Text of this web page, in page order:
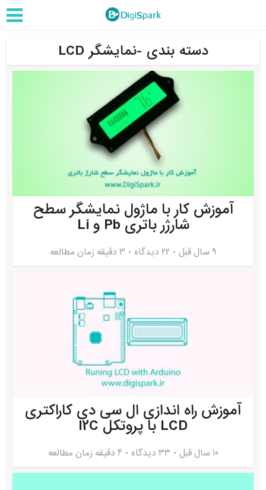
دسته بندی -نمایشگر LCD
آموزش کار با ماژول نمایشگر سطح
شارژر باتری Pb و Li
9 سال قبل ۲۲ دیدگاه 3 دقیقه زمان مطالعه
آموزش راه اندازی ال سی دی کاراکتری
LCD با پروتکل I2C
10 سال قبل ۳۳ دیدگاه 4 دقیقه زمان مطالعه